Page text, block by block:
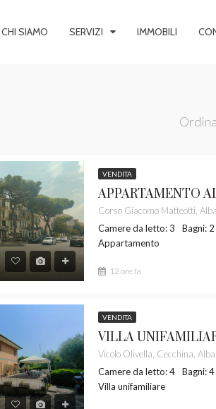
CHI SIAMO SERVIZI IMMOBILI
VENDITA
Camere da letto: 3
Bagni: 2
Appartamento
12 ore fa
VENDITA
Camere da letto: 4
Bagni: 4
Villa unifamiliare
VENDITA IN PRIMO PIANO
€ 445.000,00